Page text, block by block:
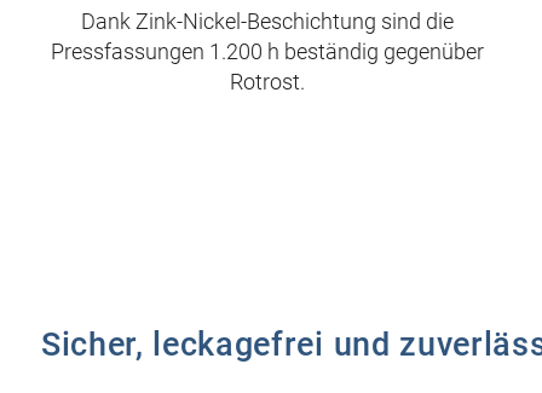
Dank Zink-Nickel-Beschichtung sind die
Pressfassungen 1.200 h beständig gegenüber
Rotrost.
Sicher, leckagefrei und